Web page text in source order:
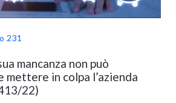
231
mancanza non può
mettere in colpa l’azienda
22)